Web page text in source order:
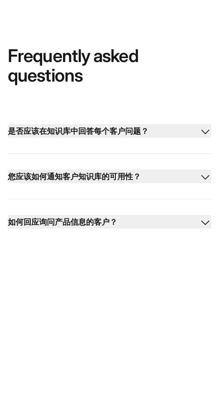
Frequently asked
questions
是否应该在知识库中回答每个客户问题？
您应该如何通知客户知识库的可用性？
如何回应询问产品信息的客户？